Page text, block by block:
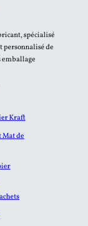
spécialisé
personnalisé de
emballage
Kraft
Mat de